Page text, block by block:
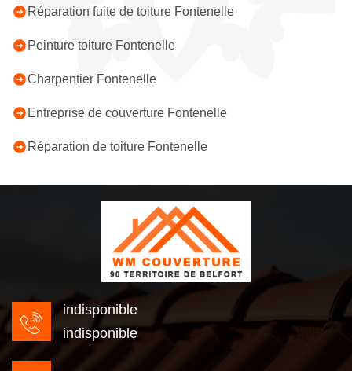
Réparation fuite de toiture Fontenelle
Peinture toiture Fontenelle
Charpentier Fontenelle
Entreprise de couverture Fontenelle
Réparation de toiture Fontenelle
indisponible
indisponible